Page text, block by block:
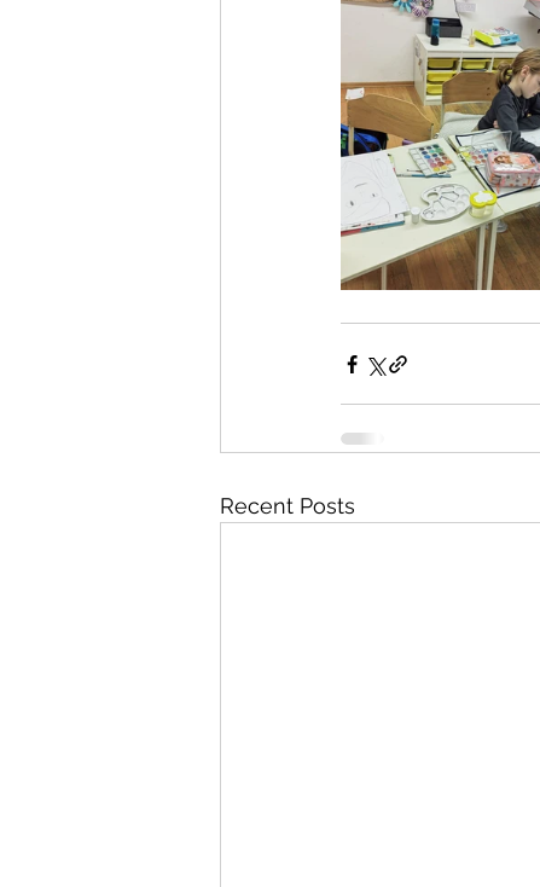
Recent Posts